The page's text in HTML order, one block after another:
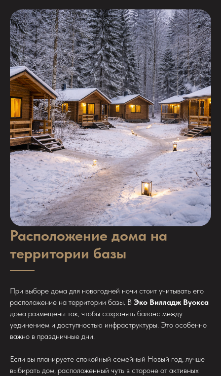
Расположение дома на
территории базы
При выборе дома для новогодней ночи стоит учитывать его
расположение на территории базы. В Эко Вилладж Вуокса
дома размещены так, чтобы сохранять баланс между
уединением и доступностью инфраструктуры. Это особенно
важно в праздничные дни.
Если вы планируете спокойный семейный Новый год, лучше
выбирать дом, расположенный чуть в стороне от активных